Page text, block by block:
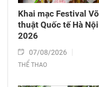
Khai mạc Festival Võ
thuật Quốc tế Hà Nội
2026
07/08/2026
THỂ THAO